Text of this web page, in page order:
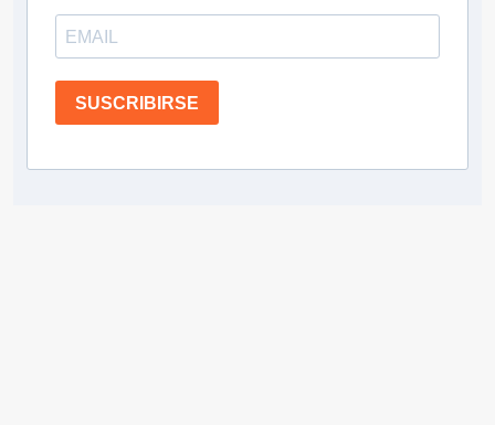
SUSCRIBIRSE